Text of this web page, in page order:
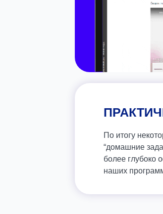
По итогу
“домашние
более глубоко
наших